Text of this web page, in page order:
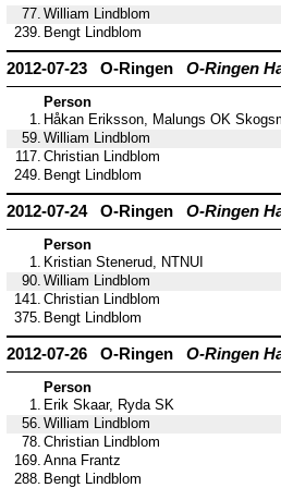
77. William Lindblom
239. Bengt Lindblom
2012-07-23 O-Ringen O-Ringen
Person
1. Håkan Eriksson, Malungs OK
59. William Lindblom
117. Christian Lindblom
249. Bengt Lindblom
2012-07-24 O-Ringen O-Ringen
Person
1. Kristian Stenerud, NTNUI
90. William Lindblom
141. Christian Lindblom
375. Bengt Lindblom
2012-07-26 O-Ringen O-Ringen
Person
1. Erik Skaar, Ryda SK
56. William Lindblom
78. Christian Lindblom
169. Anna Frantz
288. Bengt Lindblom